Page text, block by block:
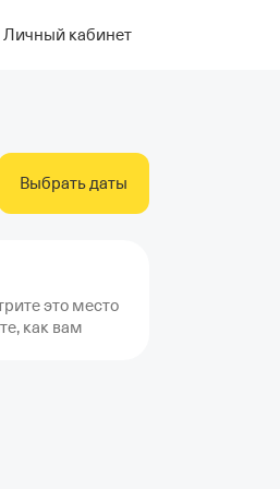
Личный кабинет
Выбрать даты
это место
как вам